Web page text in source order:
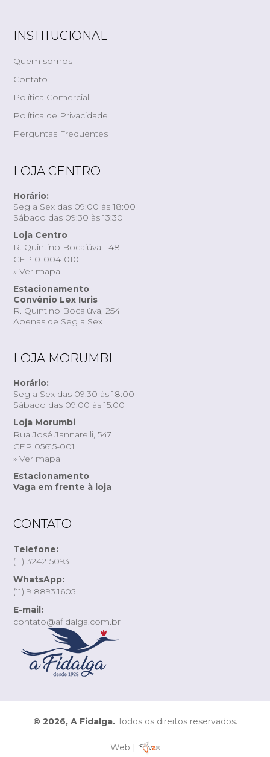
INSTITUCIONAL
Quem somos
Contato
Política Comercial
Política de Privacidade
Perguntas Frequentes
LOJA CENTRO
Horário:
Seg a Sex das 09:00 às 18:00
Sábado das 09:30 às 13:30
Loja Centro
R. Quintino Bocaiúva, 148
CEP 01004-010
» Ver mapa
Estacionamento
Convênio Lex Iuris
R. Quintino Bocaiúva, 254
Apenas de Seg a Sex
LOJA MORUMBI
Horário:
Seg a Sex das 09:30 às 18:00
Sábado das 09:00 às 15:00
Loja Morumbi
Rua José Jannarelli, 547
CEP 05615-001
» Ver mapa
Estacionamento
Vaga em frente à loja
CONTATO
Telefone:
(11) 3242-5093
WhatsApp:
(11) 9 8893.1605
E-mail:
contato@afidalga.com.br
© 2026, A Fidalga.Todos os direitos reservados.
Web |